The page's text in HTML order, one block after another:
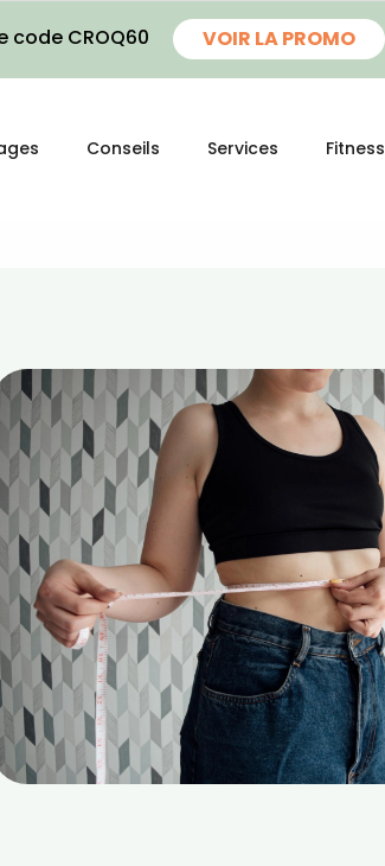
code CROQ60 VOIR LA PROMO
Conseils Services Fitness